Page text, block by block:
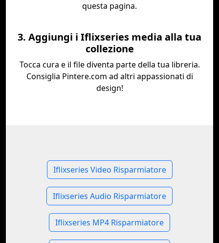
questa pagina.
3. Aggiungi i Iflixseries media alla tua
collezione
Tocca cura e il file diventa parte della tua libreria.
Consiglia Pintere.com ad altri appassionati di
design!
Iflixseries Video Risparmiatore
Iflixseries Audio Risparmiatore
Iflixseries MP4 Risparmiatore